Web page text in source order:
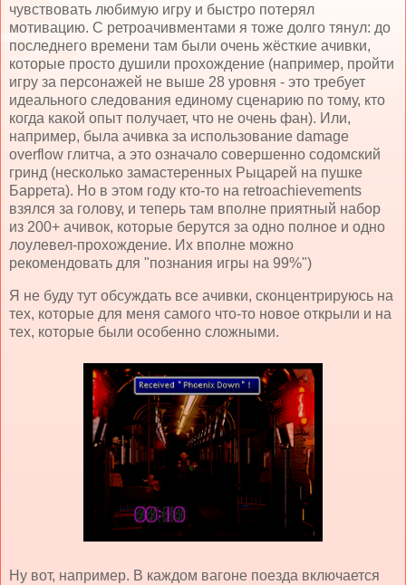
чувствовать любимую игру и быстро потерял
мотивацию. С ретроачивментами я тоже долго тянул: до
последнего времени там были очень жёсткие ачивки,
которые просто душили прохождение (например, пройти
игру за персонажей не выше 28 уровня - это требует
идеального следования единому сценарию по тому, кто
когда какой опыт получает, что не очень фан). Или,
например, была ачивка за использование damage
overflow глитча, а это означало совершенно содомский
гринд (несколько замастеренных Рыцарей на пушке
Баррета). Но в этом году кто-то на retroachievements
взялся за голову, и теперь там вполне приятный набор
из 200+ ачивок, которые берутся за одно полное и одно
лоулевел-прохождение. Их вполне можно
рекомендовать для "познания игры на 99%")
Я не буду тут обсуждать все ачивки, сконцентрируюсь на
тех, которые для меня самого что-то новое открыли и на
тех, которые были особенно сложными.
Ну вот, например. В каждом вагоне поезда включается